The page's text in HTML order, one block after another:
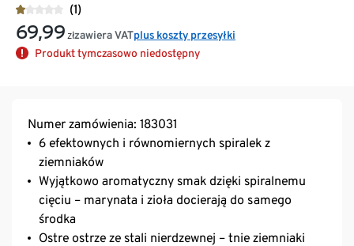
(1)
69,99 złzawiera VATplus koszty przesyłki
Produkt tymczasowo niedostępny
Numer zamówienia: 183031
6 efektownych i równomiernych spiralek z
ziemniaków
Wyjątkowo aromatyczny smak dzięki spiralnemu
cięciu – marynata i zioła docierają do samego
środka
Ostre ostrze ze stali nierdzewnej – tnie ziemniaki